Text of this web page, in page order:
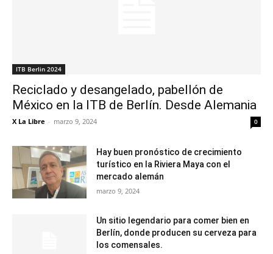
ITB Berlin 2024
Reciclado y desangelado, pabellón de
México en la ITB de Berlín. Desde Alemania
X La Libre - marzo 9, 2024 0
Hay buen pronóstico de crecimiento
turístico en la Riviera Maya con el
mercado alemán
marzo 9, 2024
Un sitio legendario para comer bien en
Berlín, donde producen su cerveza para
los comensales.